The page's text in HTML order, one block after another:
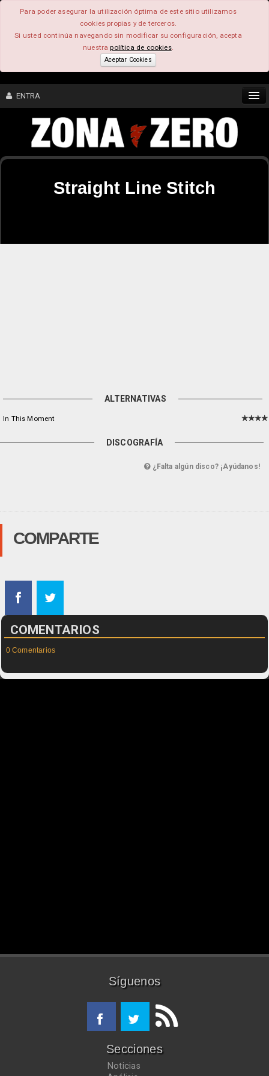
Para poder asegurar la utilización óptima de este sitio utilizamos
cookies propias y de terceros.
Si usted continúa navegando sin modificar su configuración, acepta
nuestrapolítica de cookies.
Aceptar Cookies
ENTRA
CONTENIDO
Straight Line Stitch
ALTERNATIVAS
In This Moment
DISCOGRAFÍA
¿Falta algún disco? ¡Ayúdanos!
COMPARTE
COMENTARIOS
0 Comentarios
Síguenos
Secciones
Noticias